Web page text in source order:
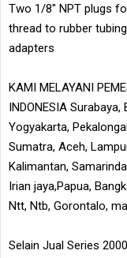
Two 1/8" NPT plugs
thread to rubber
adapters
KAMI MELAYANI
INDONESIA
Yogyakarta,
Sumatra, Aceh,
Kalimantan,
Irian jaya,Papua,
Ntt, Ntb, Gorontalo,
Selain Jual Series